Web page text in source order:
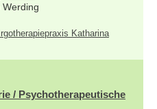
Katharina
/ Psychotherapeutische